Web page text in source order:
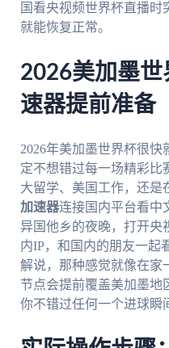
国看央视频世界杯直播时
就能恢复正常。
2026美加墨世
速器提前准备
2026年美加墨世界杯很
定不想错过每一场精彩比
大留学、美国工作，还是
加速器连接国内平台看中
异国他乡的夜晚，打开央
内IP，和国内的朋友一起
解说，那种感觉就像在家
节点会提前覆盖美加墨地
你不错过任何一个进球瞬